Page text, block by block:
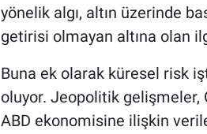
yönelik algı, altın üzerinde
getirisi olmayan altına olan
Buna ek olarak küresel risk
oluyor. Jeopolitik gelişmeler,
ABD ekonomisine ilişkin